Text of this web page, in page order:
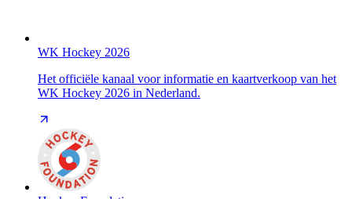
WK Hockey 2026
Het officiële kanaal voor informatie en kaartverkoop van het
WK Hockey 2026 in Nederland.